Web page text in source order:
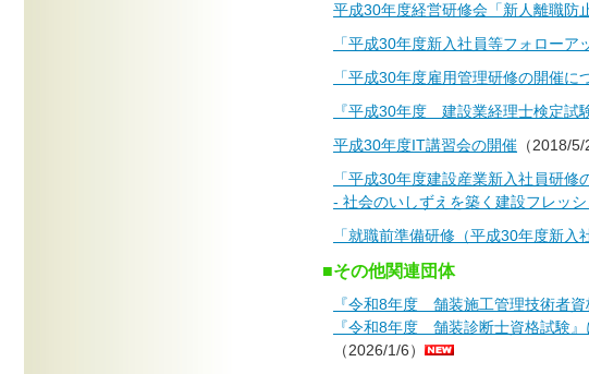
平成30年度経営研修会「新人離職防
「平成30年度新入社員等フォローア
「平成30年度雇用管理研修の開催に
『平成30年度 建設業経理士検定試
平成30年度IT講習会の開催 （2018/5/
「平成30年度建設産業新入社員研修
- 社会のいしずえを築く建設フレッシ
「就職前準備研修（平成30年度新入
■その他関連団体
『令和8年度 舗装施工管理技術者
『令和8年度 舗装診断士資格試験』
（2026/1/6）